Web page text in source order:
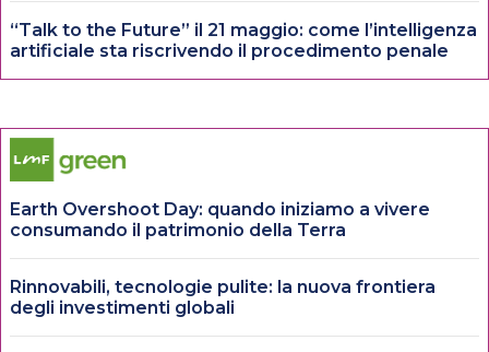
“Talk to the Future” il 21 maggio: come l’intelligenza
artificiale sta riscrivendo il procedimento penale
Earth Overshoot Day: quando iniziamo a vivere
consumando il patrimonio della Terra
Rinnovabili, tecnologie pulite: la nuova frontiera
degli investimenti globali